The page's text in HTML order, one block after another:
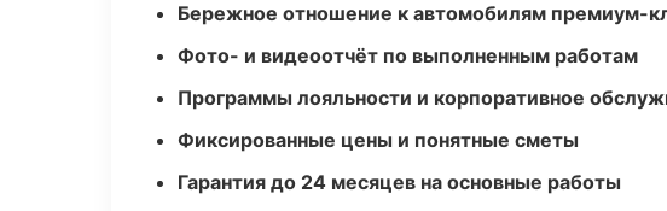
Бережное отношение к автомобилям премиум-
Фото- и видеоотчёт по выполненным работам
Программы лояльности и корпоративное
Фиксированные цены и понятные сметы
Гарантия до 24 месяцев на основные работы